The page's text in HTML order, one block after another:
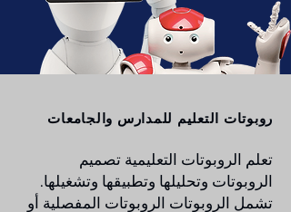
روبوتات التعليم للمدارس والجامعات
تعلم الروبوتات التعليمية تصميم
الروبوتات وتحليلها وتطبيقها وتشغيلها.
تشمل الروبوتات الروبوتات المفصلية أو